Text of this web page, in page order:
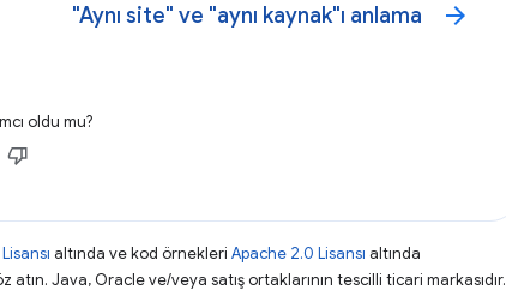
"Aynı site" ve "aynı kaynak"ı anlama arrow_forward
oldu mu?
altında ve kod örnekleri Apache 2.0 Lisansı altında
atın. Java, Oracle ve/veya satış ortaklarının tescilli ticari markasıdır.